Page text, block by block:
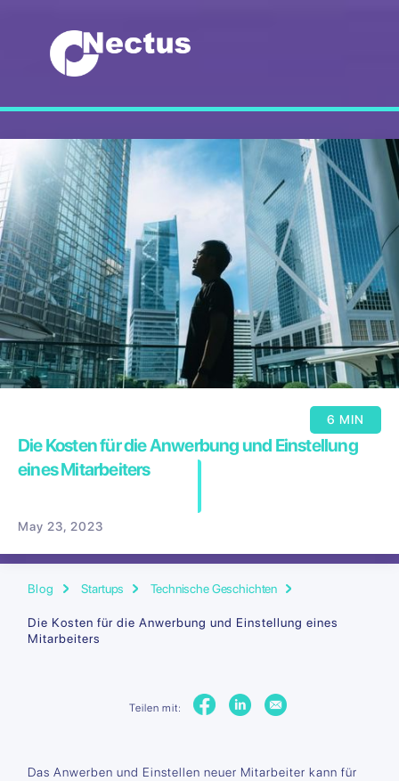
6 MIN
Die Kosten für die Anwerbung und Einstellung
eines Mitarbeiters
May 23, 2023
Blog Startups Technische Geschichten
Die Kosten für die Anwerbung und Einstellung eines
Mitarbeiters
Teilen mit:
Das Anwerben und Einstellen neuer Mitarbeiter kann für